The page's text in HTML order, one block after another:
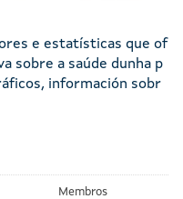
e estatísticas que of
sobre a saúde dunha p
información sobr
Membros